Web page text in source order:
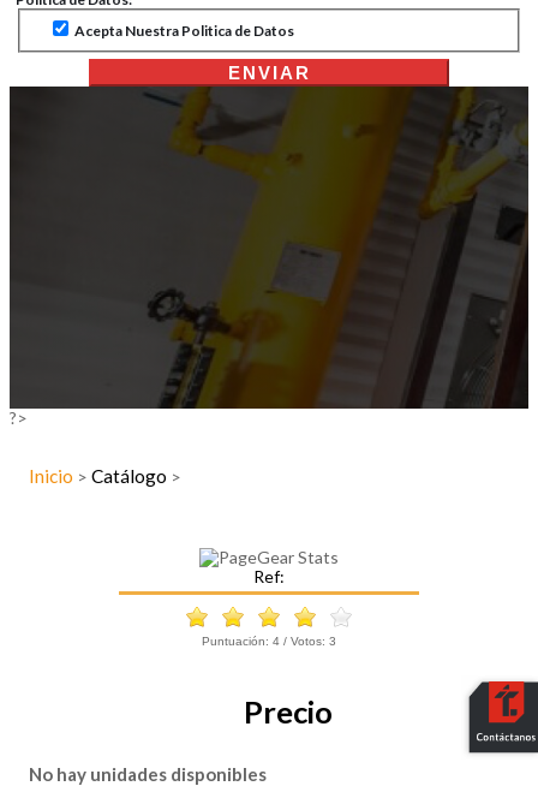
Acepta Nuestra Politica de Datos
ENVIAR
?>
Inicio > Catálogo >
Ref:
Puntuación: 4 / Votos: 3
Precio
No hay unidades disponibles